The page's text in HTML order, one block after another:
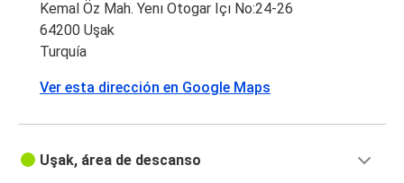
Kemal Öz Mah. Yenı Otogar Içı No:24-26
64200 Uşak
Turquía
Ver esta dirección en Google Maps
Uşak, área de descanso